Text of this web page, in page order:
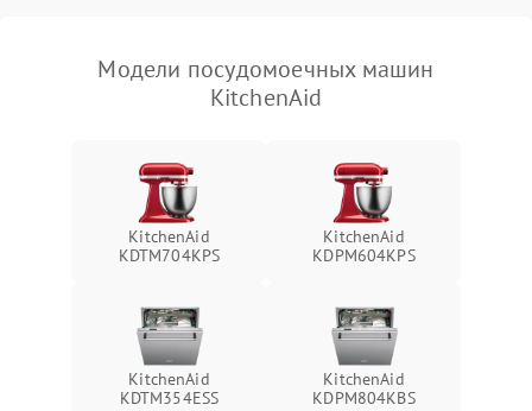
Модели посудомоечных машин
KitchenAid
KitchenAid
KDTM704KPS
KitchenAid
KDPM604KPS
KitchenAid
KDTM354ESS
KitchenAid
KDPM804KBS